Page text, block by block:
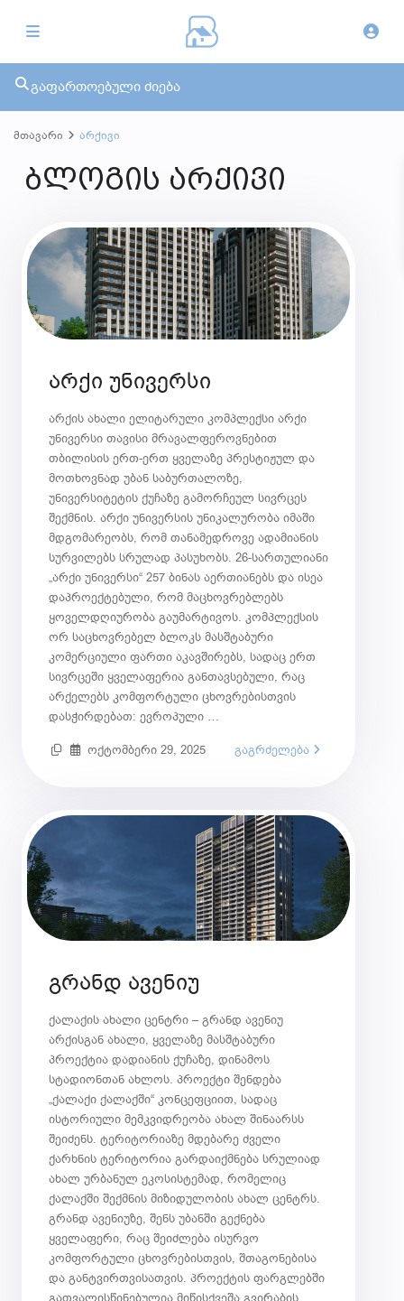
გაფართოებული ძიება
მთავარი არქივი
ბლოგის არქივი
არქი უნივერსი
არქის ახალი ელიტარული კომპლექსი არქი
უნივერსი თავისი მრავალფეროვნებით
თბილისის ერთ-ერთ ყველაზე პრესტიჟულ და
მოთხოვნად უბან საბურთალოზე,
უნივერსიტეტის ქუჩაზე გამორჩეულ სივრცეს
შექმნის. არქი უნივერსის უნიკალურობა იმაში
მდგომარეობს, რომ თანამედროვე ადამიანის
სურვილებს სრულად პასუხობს. 26-სართულიანი
„არქი უნივერსი“ 257 ბინას აერთიანებს და ისეა
დაპროექტებული, რომ მაცხოვრებლებს
ყოველდღიურობა გაუმარტივოს. კომპლექსის
ორ საცხოვრებელ ბლოკს მასშტაბური
კომერციული ფართი აკავშირებს, სადაც ერთ
სივრცეში ყველაფერია განთავსებული, რაც
არქელებს კომფორტული ცხოვრებისთვის
დასჭირდებათ: ევროპული …
ოქტომბერი 29, 2025 გაგრძელება
გრანდ ავენიუ
ქალაქის ახალი ცენტრი – გრანდ ავენიუ
არქისგან ახალი, ყველაზე მასშტაბური
პროექტია დადიანის ქუჩაზე, დინამოს
სტადიონთან ახლოს. პროექტი შენდება
„ქალაქი ქალაქში“ კონცეფციით, სადაც
ისტორიული მემკვიდრეობა ახალ შინაარსს
შეიძენს. ტერიტორიაზე მდებარე ძველი
ქარხნის ტერიტორია გარდაიქმნება სრულიად
ახალ ურბანულ ეკოსისტემად, რომელიც
ქალაქში შექმნის მიზიდულობის ახალ ცენტრს.
გრანდ ავენიუზე, შენს უბანში გექნება
ყველაფერი, რაც შეიძლება ისურვო
კომფორტული ცხოვრებისთვის, შთაგონებისა
და განტვირთვისათვის. პროექტის ფარგლებში